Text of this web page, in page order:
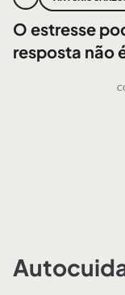
O estresse
resposta não